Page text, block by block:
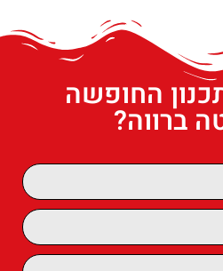
החופשה
ברווה?